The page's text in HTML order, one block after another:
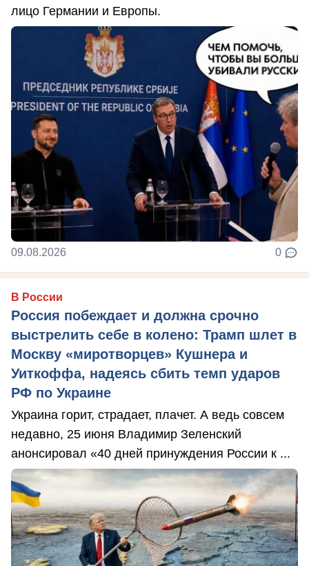
лицо Германии и Европы.
09.08.2026 0
В России
Россия побеждает и должна срочно
выстрелить себе в колено: Трамп шлет в
Москву «миротворцев» Кушнера и
Уиткоффа, надеясь сбить темп ударов
РФ по Украине
Украина горит, страдает, плачет. А ведь совсем
недавно, 25 июня Владимир Зеленский
анонсировал «40 дней принуждения России к ...